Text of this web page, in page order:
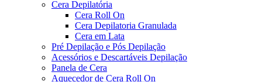
Cera Depilatória
Cera Roll On
Cera Depilatoria Granulada
Cera em Lata
Pré Depilação e Pós Depilação
Acessórios e Descartáveis Depilação
Panela de Cera
Aquecedor de Cera Roll On